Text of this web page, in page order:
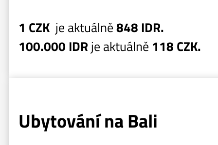
1 CZK je aktuálně848 IDR.
100.000 IDR je aktuálně 118 CZK.
Ubytování na Bali